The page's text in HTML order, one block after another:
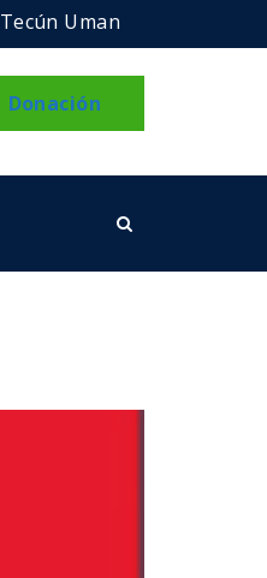
Tecún Uman
Donación